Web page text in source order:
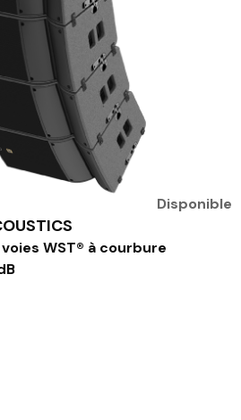
Disponible
WST® à courbure